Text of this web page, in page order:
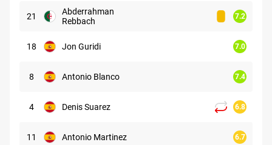
21
Abderrahman
Rebbach
7.2
18 Jon Guridi 7.0
8 Antonio Blanco 7.4
4 Denis Suarez 6.8
11 Antonio Martinez 6.7